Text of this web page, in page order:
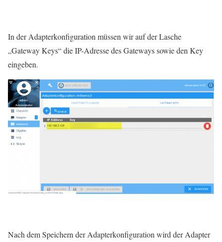
In der Adapterkonfiguration müssen wir auf der Lasche
„Gateway Keys“ die IP-Adresse des Gateways sowie den Key
eingeben.
Nach dem Speichern der Adapterkonfiguration wird der Adapter